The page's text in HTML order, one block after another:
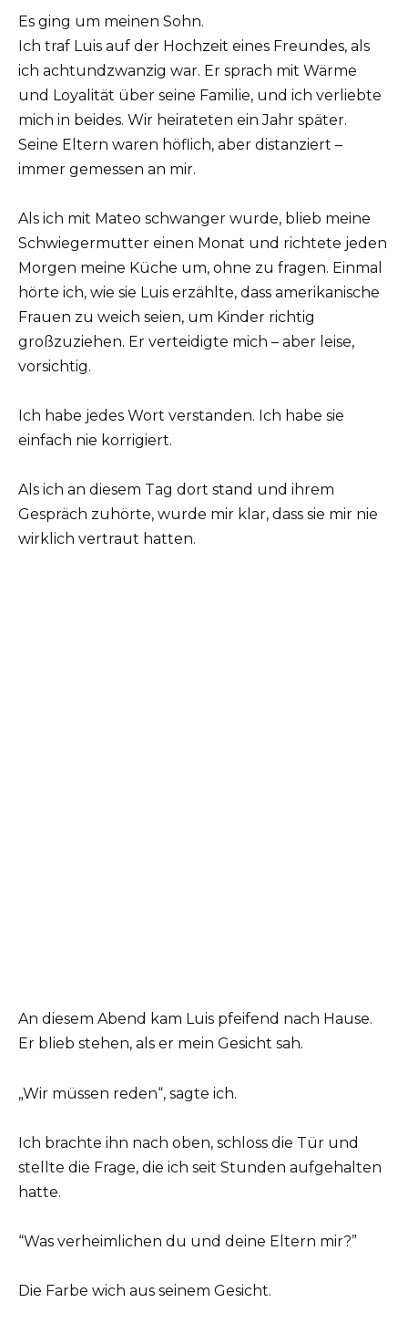
Es ging um meinen Sohn.
Ich traf Luis auf der Hochzeit eines Freundes, als
ich achtundzwanzig war. Er sprach mit Wärme
und Loyalität über seine Familie, und ich verliebte
mich in beides. Wir heirateten ein Jahr später.
Seine Eltern waren höflich, aber distanziert –
immer gemessen an mir.
Als ich mit Mateo schwanger wurde, blieb meine
Schwiegermutter einen Monat und richtete jeden
Morgen meine Küche um, ohne zu fragen. Einmal
hörte ich, wie sie Luis erzählte, dass amerikanische
Frauen zu weich seien, um Kinder richtig
großzuziehen. Er verteidigte mich – aber leise,
vorsichtig.
Ich habe jedes Wort verstanden. Ich habe sie
einfach nie korrigiert.
Als ich an diesem Tag dort stand und ihrem
Gespräch zuhörte, wurde mir klar, dass sie mir nie
wirklich vertraut hatten.
An diesem Abend kam Luis pfeifend nach Hause.
Er blieb stehen, als er mein Gesicht sah.
„Wir müssen reden“, sagte ich.
Ich brachte ihn nach oben, schloss die Tür und
stellte die Frage, die ich seit Stunden aufgehalten
hatte.
“Was verheimlichen du und deine Eltern mir?”
Die Farbe wich aus seinem Gesicht.